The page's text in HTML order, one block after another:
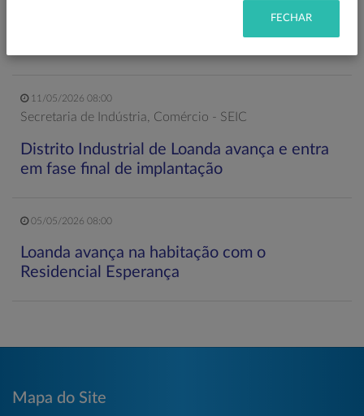
reforma do Ginásio de Esportes Maria
11/05/2026 08:00
Secretaria de Indústria, Comércio - SEIC
Distrito Industrial de Loanda avança e entra
em fase final de implantação
05/05/2026 08:00
Loanda avança na habitação com o
Residencial Esperança
FECHAR
Mapa do Site